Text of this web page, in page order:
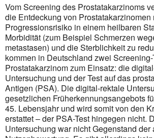
Vom Screening des Prostatakarzinoms
die Entdeckung von Prostatakarzinomen
Progressionsrisiko in einem heilbaren
Morbidität (zum Beispiel Schmerzen
metastasen) und die Sterblichkeit zu
kommen in Deutschland zwei
Prostatakarzinom zum Einsatz: die
Untersuchung und der Test auf das
Antigen (PSA). Die digital-rektale
gesetzlichen Früherkennungsangebots
45. Lebensjahr und wird somit von den
erstattet – der PSA-Test hingegen nicht.
Untersuchung war nicht Gegenstand der